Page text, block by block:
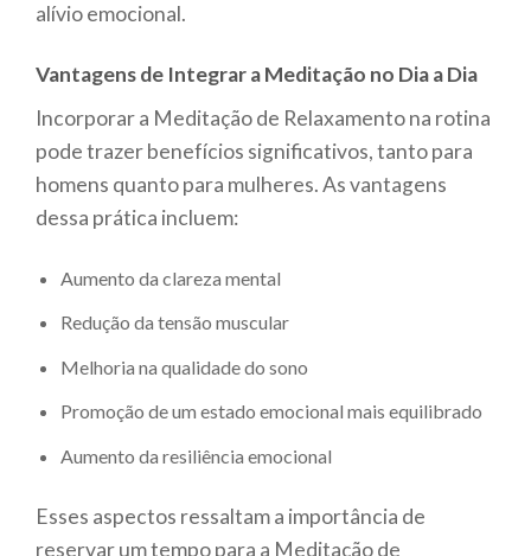
alívio emocional.
Vantagens de Integrar a Meditação no Dia a Dia
Incorporar a Meditação de Relaxamento na rotina
pode trazer benefícios significativos, tanto para
homens quanto para mulheres. As vantagens
dessa prática incluem:
Aumento da clareza mental
Redução da tensão muscular
Melhoria na qualidade do sono
Promoção de um estado emocional mais equilibrado
Aumento da resiliência emocional
Esses aspectos ressaltam a importância de
reservar um tempo para a Meditação de